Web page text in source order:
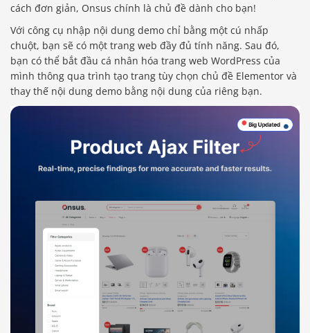
cách đơn giản, Onsus chính là chủ đề dành cho bạn!
Với công cụ nhập nội dung demo chỉ bằng một cú nhấp
chuột, bạn sẽ có một trang web đầy đủ tính năng. Sau đó,
bạn có thể bắt đầu cá nhân hóa trang web WordPress của
mình thông qua trình tạo trang tùy chọn chủ đề Elementor và
thay thế nội dung demo bằng nội dung của riêng bạn.